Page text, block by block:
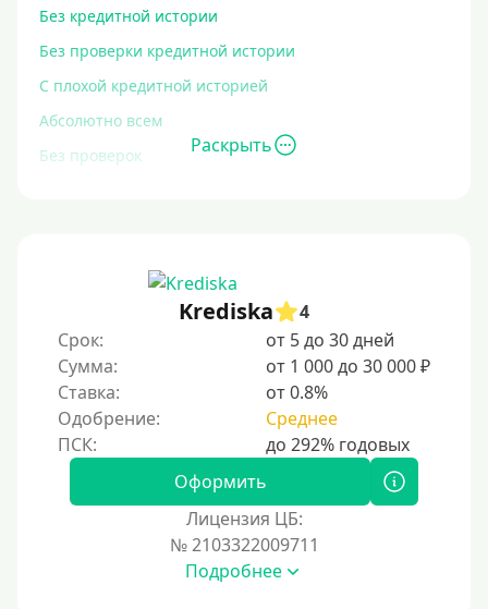
Без кредитной истории
Без проверки кредитной истории
С плохой кредитной историей
Абсолютно всем
Без проверок
С просрочками
Залог
Под залог ПТС
Без залога
Под залог недвижимости
Под ПТС по доверенности
Раскрыть
Krediska
4
Срок:
от 5 до 30 дней
Сумма:
от 1 000 до 30 000 ₽
Ставка:
от 0.8%
Одобрение:
Среднее
Оформить
Лицензия ЦБ:
№ 2103322009711
Подробнее